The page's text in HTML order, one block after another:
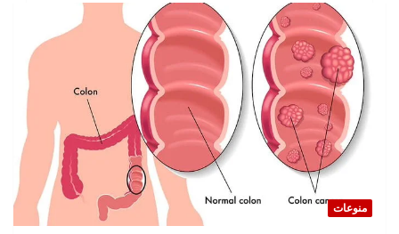
منوعات